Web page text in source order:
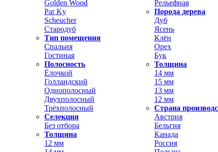
Golden Wood
Par Ky
Scheucher
Стародуб
Тип помещения
Спальня
Гостиная
Полосность
Ёлочкой
Голландский
Однополосный
Двухполосный
Трёхполосный
Селекция
Без отбора
Рельефная
Порода дерева
Дуб
Ясень
Клён
Орех
Бук
Толщина
14 мм
15 мм
13 мм
12 мм
Страна
Австрия
Бельгия
Толщина
12 мм
Канада
Россия